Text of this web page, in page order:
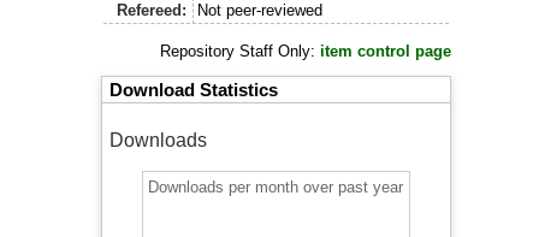
Refereed:
Not peer-reviewed
Repository Staff Only: item control page
Download Statistics
Downloads
Downloads per month over past year